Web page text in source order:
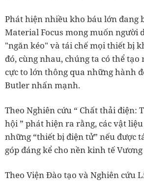
Phát hiện nhiều kho báu lớn đang
Material Focus mong muốn người
"ngăn kéo" và tái chế mọi thiết bị
đó, cùng nhau, chúng ta có thể
cực to lớn thông qua những hành
Butler nhấn mạnh.
Theo Nghiên cứu “ Chất thải điện:
hội ” phát hiện ra rằng, các vật
những “thiết bị điện tử” nếu được
góp đáng kể cho nền kinh tế
Theo Viện Đào tạo và Nghiên cứu